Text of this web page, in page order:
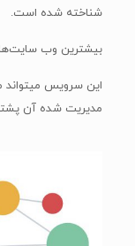
شناخته شده است.
بیشترین وب سایت‌ها
این سرویس
مدیریت شده آن